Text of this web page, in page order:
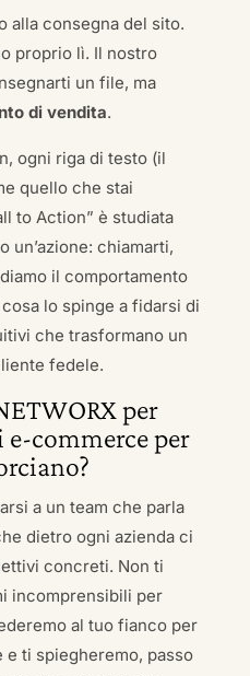
alla consegna del sito.
proprio lì. Il nostro
un file, ma
di vendita.
ogni riga di testo (il
quello che stai
to Action” è studiata
un’azione: chiamarti,
il comportamento
lo spinge a fidarsi di
che trasformano un
fedele.
per
commerce per
a un team che parla
dietro ogni azienda ci
concreti. Non ti
incomprensibili per
al tuo fianco per
ti spiegheremo, passo